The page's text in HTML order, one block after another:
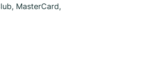
MasterCard,